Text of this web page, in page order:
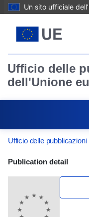
Un sito ufficiale
Ufficio delle
dell'Unione
Ufficio delle pubblicazioni
Publication
Publication detail